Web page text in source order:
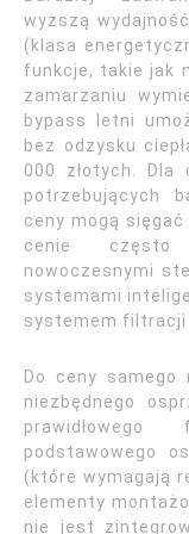
wyższą
(klasa
funkcje, takie jak
zamarzaniu
bypass letni
bez odzysku
000 złotych. Dla
potrzebujących
ceny mogą
cenie często
nowoczesnymi
systemami
systemem filtracji
Do ceny samego
niezbędnego
podstawowego
(które wymagają
elementy
nie jest